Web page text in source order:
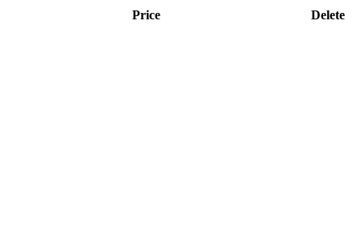
Price Delete